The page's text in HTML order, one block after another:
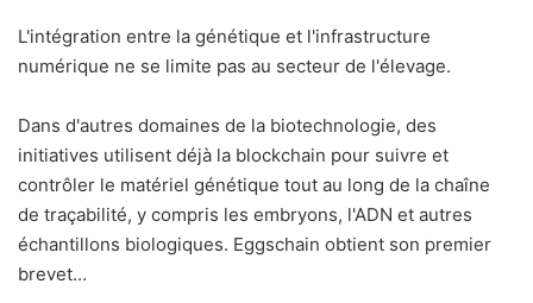
L'intégration entre la génétique et l'infrastructure
numérique ne se limite pas au secteur de l'élevage.
Dans d'autres domaines de la biotechnologie, des
initiatives utilisent déjà la blockchain pour suivre et
contrôler le matériel génétique tout au long de la chaîne
de traçabilité, y compris les embryons, l'ADN et autres
échantillons biologiques. Eggschain obtient son premier
brevet…